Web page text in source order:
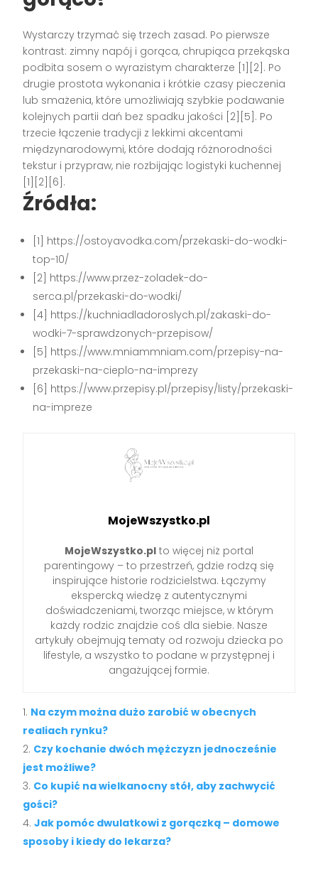
Wystarczy trzymać się trzech zasad. Po pierwsze
kontrast: zimny napój i gorąca, chrupiąca przekąska
podbita sosem o wyrazistym charakterze [1][2]. Po
drugie prostota wykonania i krótkie czasy pieczenia
lub smażenia, które umożliwiają szybkie podawanie
kolejnych partii dań bez spadku jakości [2][5]. Po
trzecie łączenie tradycji z lekkimi akcentami
międzynarodowymi, które dodają różnorodności
tekstur i przypraw, nie rozbijając logistyki kuchennej
[1][2][6].
Źródła:
[1] https://ostoyavodka.com/przekaski-do-wodki-
top-10/
[2] https://www.przez-zoladek-do-
serca.pl/przekaski-do-wodki/
[4] https://kuchniadladoroslych.pl/zakaski-do-
wodki-7-sprawdzonych-przepisow/
[5] https://www.mniammniam.com/przepisy-na-
przekaski-na-cieplo-na-imprezy
[6] https://www.przepisy.pl/przepisy/listy/przekaski-
na-impreze
MojeWszystko.pl
MojeWszystko.pl to więcej niż portal
parentingowy – to przestrzeń, gdzie rodzą się
inspirujące historie rodzicielstwa. Łączymy
ekspercką wiedzę z autentycznymi
doświadczeniami, tworząc miejsce, w którym
każdy rodzic znajdzie coś dla siebie. Nasze
artykuły obejmują tematy od rozwoju dziecka po
lifestyle, a wszystko to podane w przystępnej i
angażującej formie.
Na czym można dużo zarobić w obecnych
realiach rynku?
Czy kochanie dwóch mężczyzn jednocześnie
jest możliwe?
Co kupić na wielkanocny stół, aby zachwycić
gości?
Jak pomóc dwulatkowi z gorączką – domowe
sposoby i kiedy do lekarza?